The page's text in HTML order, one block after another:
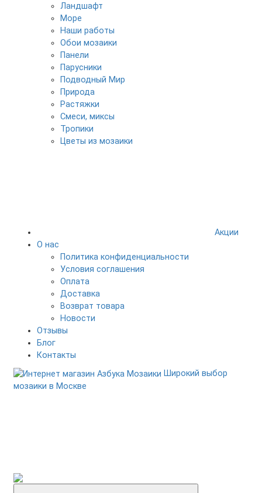
Ландшафт
Море
Наши работы
Обои мозаики
Панели
Парусники
Подводный Мир
Природа
Растяжки
Смеси, миксы
Тропики
Цветы из мозаики
Акции
О нас
Политика конфиденциальности
Условия соглашения
Оплата
Доставка
Возврат товара
Новости
Отзывы
Блог
Контакты
Широкий выбор
мозаики в Москве